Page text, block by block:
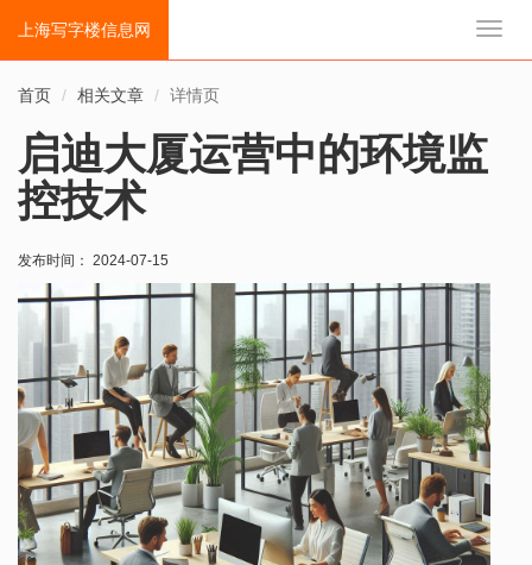
切
上海写字楼信息网
首页 相关文章 详情页
启迪大厦运营中的环境监
控技术
发布时间： 2024-07-15